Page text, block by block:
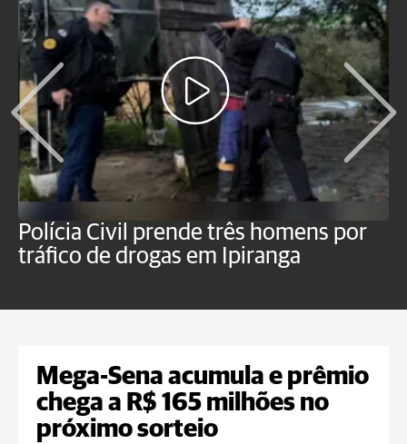
Polícia Civil prende três homens por
tráfico de drogas em Ipiranga
Mega-Sena acumula e prêmio
chega a R$ 165 milhões no
próximo sorteio